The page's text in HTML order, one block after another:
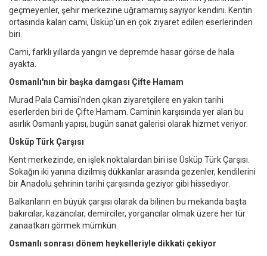
geçmeyenler, şehir merkezine uğramamış sayıyor kendini. Kentin
ortasında kalan cami, Üsküp'ün en çok ziyaret edilen eserlerinden
biri.
Cami, farklı yıllarda yangın ve depremde hasar görse de hala
ayakta.
Osmanlı'nın bir başka damgası Çifte Hamam
Murad Pala Camisi'nden çıkan ziyaretçilere en yakın tarihi
eserlerden biri de Çifte Hamam. Caminin karşısında yer alan bu
asırlık Osmanlı yapısı, bugün sanat galerisi olarak hizmet veriyor.
Üsküp Türk Çarşısı
Kent merkezinde, en işlek noktalardan biri ise Üsküp Türk Çarşısı.
Sokağın iki yanına dizilmiş dükkanlar arasında gezenler, kendilerini
bir Anadolu şehrinin tarihi çarşısında geziyor gibi hissediyor.
Balkanların en büyük çarşısı olarak da bilinen bu mekanda başta
bakırcılar, kazancılar, demirciler, yorgancılar olmak üzere her tür
zanaatkarı görmek mümkün.
Osmanlı sonrası dönem heykelleriyle dikkati çekiyor